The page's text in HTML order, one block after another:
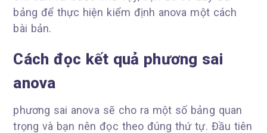
bảng để thực hiện kiểm định anova một cách
bài bản.
Cách đọc kết quả phương sai
anova
phương sai anova sẽ cho ra một số bảng quan
trọng và bạn nên đọc theo đúng thứ tự. Đầu tiên